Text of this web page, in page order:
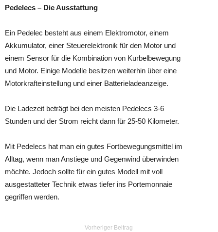
Pedelecs – Die Ausstattung
Ein Pedelec besteht aus einem Elektromotor, einem
Akkumulator, einer Steuerelektronik für den Motor und
einem Sensor für die Kombination von Kurbelbewegung
und Motor. Einige Modelle besitzen weiterhin über eine
Motorkrafteinstellung und einer Batterieladeanzeige.
Die Ladezeit beträgt bei den meisten Pedelecs 3-6
Stunden und der Strom reicht dann für 25-50 Kilometer.
Mit Pedelecs hat man ein gutes Fortbewegungsmittel im
Alltag, wenn man Anstiege und Gegenwind überwinden
möchte. Jedoch sollte für ein gutes Modell mit voll
ausgestatteter Technik etwas tiefer ins Portemonnaie
gegriffen werden.
Vorheriger Beitrag